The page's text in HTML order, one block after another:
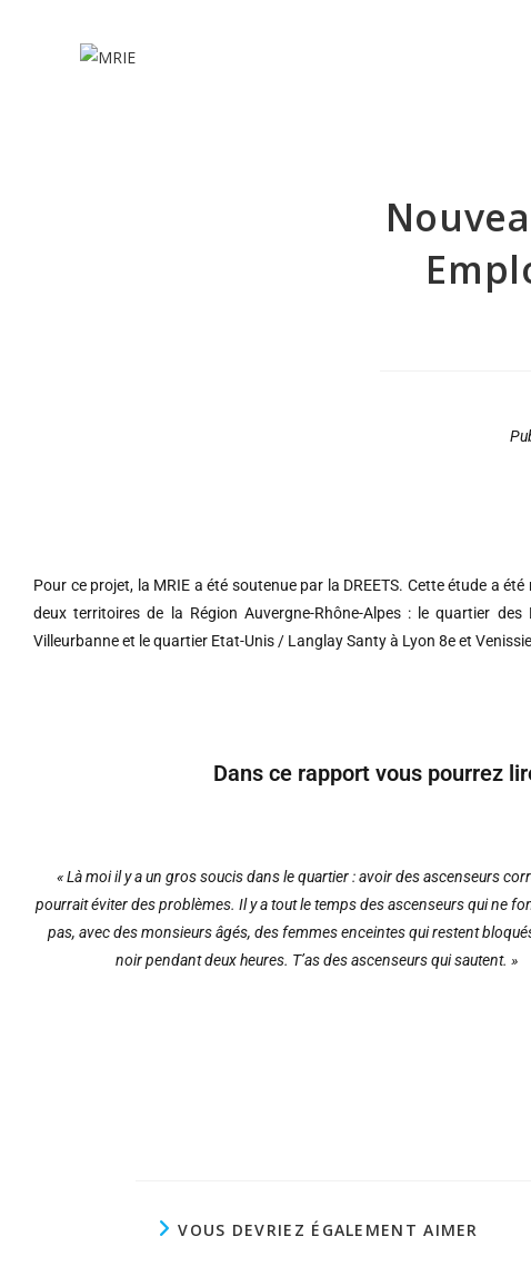
Pour ce projet, la MRIE a été soutenue par la DREETS. Cette étude a été
deux territoires de la Région Auvergne-Rhône-Alpes : le quartier des
Villeurbanne et le quartier Etat-Unis / Langlay Santy à Lyon 8e et
Dans ce rapport vous pourrez
« Là moi il y a un gros soucis dans le quartier : avoir des ascenseurs
pourrait éviter des problèmes. Il y a tout le temps des ascenseurs qui ne
pas, avec des monsieurs âgés, des femmes enceintes qui restent
noir pendant deux heures. T’as des ascenseurs qui sautent. »
VOUS DEVRIEZ ÉGALEMENT AIMER